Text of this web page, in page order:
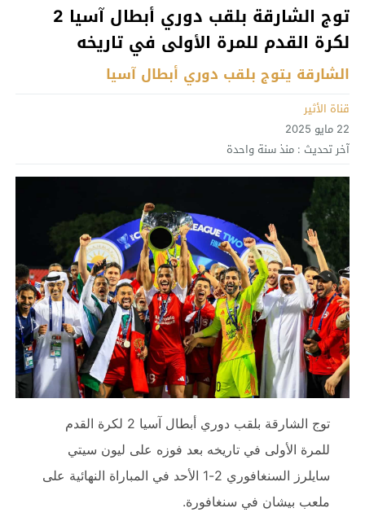
توج الشارقة بلقب دوري أبطال آسيا 2
لكرة القدم للمرة الأولى في تاريخه
الشارقة يتوج بلقب دوري أبطال آسيا
قناة الأثير
22 مايو 2025
آخر تحديث : منذ سنة واحدة
توج الشارقة بلقب دوري أبطال آسيا 2 لكرة القدم
للمرة الأولى في تاريخه بعد فوزه على ليون سيتي
سايلرز السنغافوري 2-1 الأحد في المباراة النهائية على
ملعب بيشان في سنغافورة.